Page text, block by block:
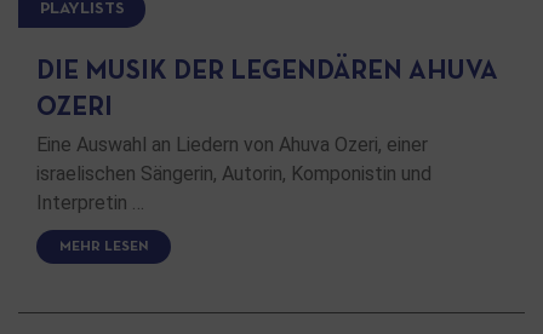
PLAYLISTS
DIE MUSIK DER LEGENDÄREN AHUVA
OZERI
Eine Auswahl an Liedern von Ahuva Ozeri, einer
israelischen Sängerin, Autorin, Komponistin und
Interpretin …
MEHR LESEN